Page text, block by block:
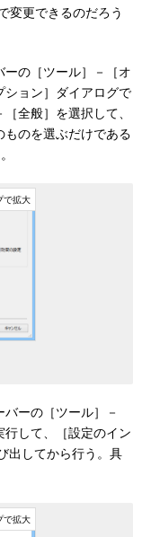
変更できるのだろう
の［ツール］－［オ
ション］ダイアログで
全般］を選択して、
のを選ぶだけである
ーの［ツール］－
行して、［設定のイン
出してから行う。具